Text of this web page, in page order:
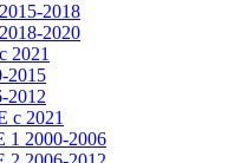
2018
2020
2021
2015
2012
с 2021
1 2000-2006